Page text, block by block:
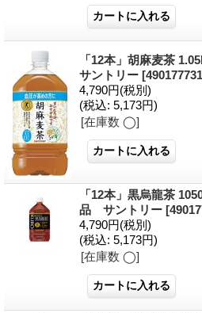
「12本」胡麻麦茶
サントリー
4,790円(税別)
(税込: 5,173円)
[在庫数 ◯]
「12本」黒烏龍茶
品 サントリー
4,790円(税別)
(税込: 5,173円)
[在庫数 ◯]